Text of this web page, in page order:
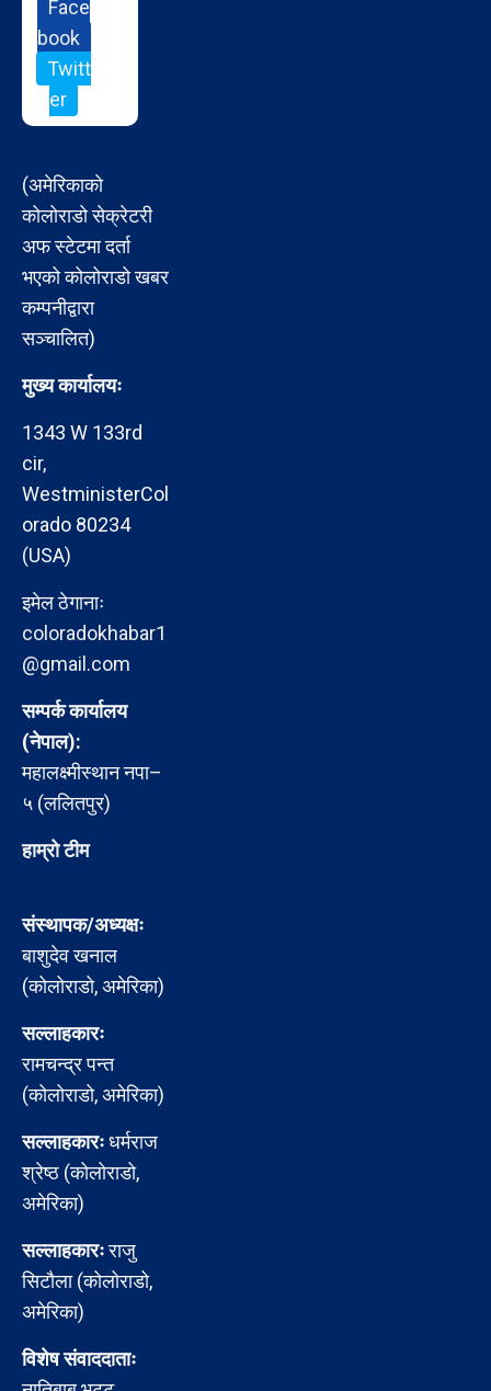
Face
book
Twitt
er
(अमेरिकाको
कोलोराडो सेक्रेटरी
अफ स्टेटमा दर्ता
भएको कोलोराडो खबर
कम्पनीद्वारा
सञ्चालित)
मुख्य कार्यालयः
1343 W 133rd
cir,
WestministerCol
orado 80234
(USA)
इमेल ठेगानाः
coloradokhabar1
@gmail.com
सम्पर्क कार्यालय
(नेपाल):
महालक्ष्मीस्थान नपा–
५ (ललितपुर)
हाम्रो टीम
संस्थापक/अध्यक्षः
बाशुदेव खनाल
(कोलोराडो, अमेरिका)
सल्लाहकारः
रामचन्द्र पन्त
(कोलोराडो, अमेरिका)
सल्लाहकारःधर्मराज
श्रेष्ठ (कोलोराडो,
अमेरिका)
सल्लाहकारःराजु
सिटौला (कोलोराडो,
अमेरिका)
विशेष संवाददाताः